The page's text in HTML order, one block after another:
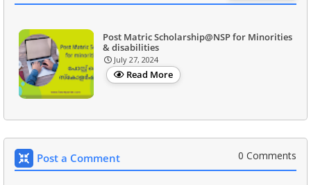
Post Matric Scholarship@NSP for Minorities
& disabilities
July 27, 2024
Read More
Post a Comment 0 Comments